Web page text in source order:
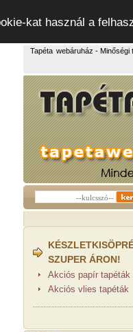
kat használ a
Tapéta webáruház - Minőségi
SZUPER ÁRON!
Akciós papír tapéták
Akciós vlies tapéták